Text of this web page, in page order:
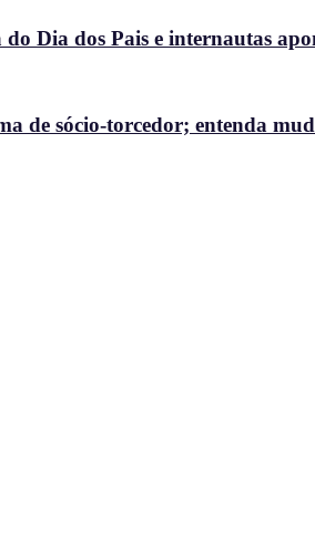
Dia dos Pais e internautas
de sócio-torcedor; entenda